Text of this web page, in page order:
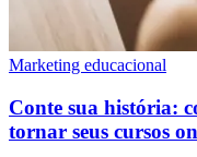
Marketing educacional
Conte sua história:
tornar seus cursos